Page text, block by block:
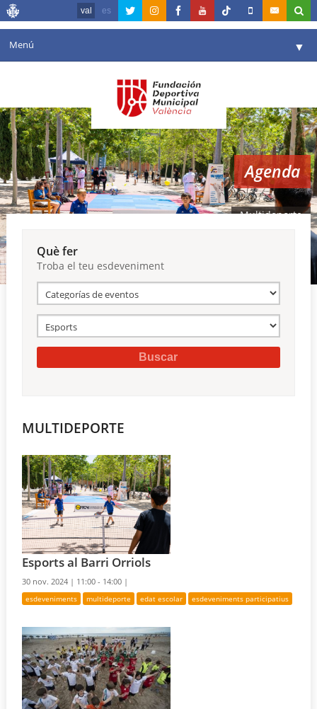
val es
Menú ▼
Agenda
Instal·lacions ▼
Comunicació ▼
València en esport ▼
Reserves
Agenda
Multideporte
Què fer
Troba el teu esdeveniment
MULTIDEPORTE
Esports al Barri Orriols
30 nov. 2024 | 11:00 - 14:00 |
esdeveniments multideporte edat escolar esdeveniments participatius